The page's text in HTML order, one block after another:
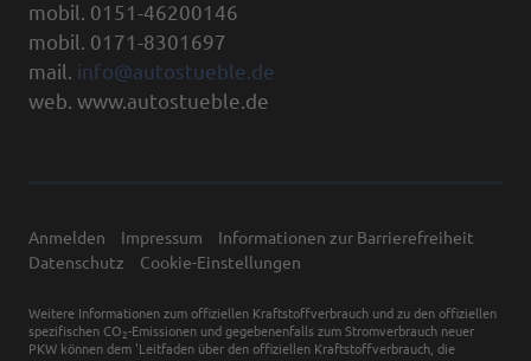
mobil. 0151-46200146
mobil. 0171-8301697
mail. info@autostueble.de
web. www.autostueble.de
Anmelden Impressum
Informationen zur Barrierefreiheit
Datenschutz
Cookie-Einstellungen
Weitere Informationen zum offiziellen Kraftstoffverbrauch und zu den offiziellen
spezifischen CO 2-Emissionen und gegebenenfalls zum Stromverbrauch neuer
PKW können dem 'Leitfaden über den offiziellen Kraftstoffverbrauch, die